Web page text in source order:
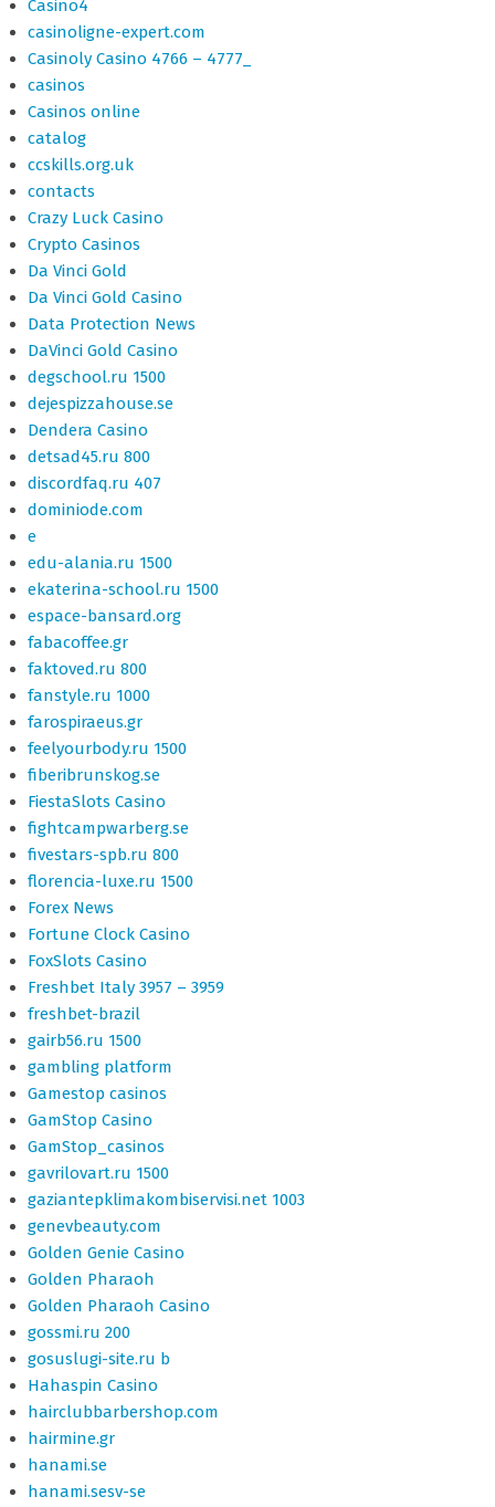
Casino4
casinoligne-expert.com
Casinoly Casino 4766 – 4777_
casinos
Casinos online
catalog
ccskills.org.uk
contacts
Crazy Luck Casino
Crypto Casinos
Da Vinci Gold
Da Vinci Gold Casino
Data Protection News
DaVinci Gold Casino
degschool.ru 1500
dejespizzahouse.se
Dendera Casino
detsad45.ru 800
discordfaq.ru 407
dominiode.com
e
edu-alania.ru 1500
ekaterina-school.ru 1500
espace-bansard.org
fabacoffee.gr
faktoved.ru 800
fanstyle.ru 1000
farospiraeus.gr
feelyourbody.ru 1500
fiberibrunskog.se
FiestaSlots Casino
fightcampwarberg.se
fivestars-spb.ru 800
florencia-luxe.ru 1500
Forex News
Fortune Clock Casino
FoxSlots Casino
Freshbet Italy 3957 – 3959
freshbet-brazil
gairb56.ru 1500
gambling platform
Gamestop casinos
GamStop Casino
GamStop_casinos
gavrilovart.ru 1500
gaziantepklimakombiservisi.net 1003
genevbeauty.com
Golden Genie Casino
Golden Pharaoh
Golden Pharaoh Casino
gossmi.ru 200
gosuslugi-site.ru b
Hahaspin Casino
hairclubbarbershop.com
hairmine.gr
hanami.se
hanami.sesv-se